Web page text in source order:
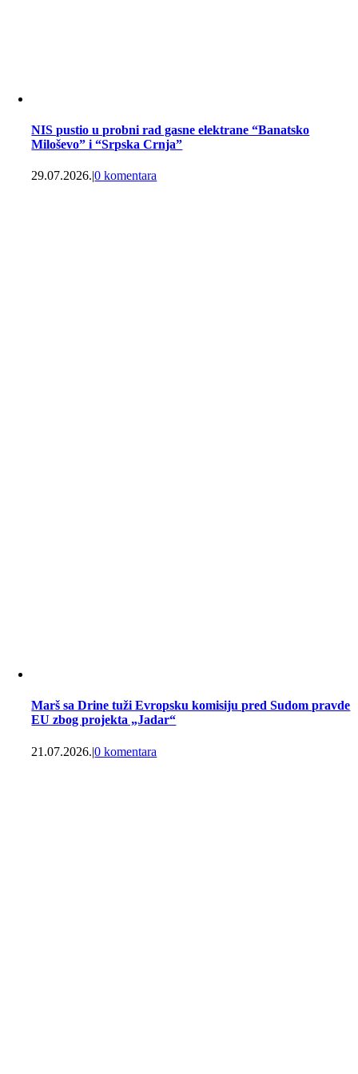
NIS pustio u probni rad gasne elektrane “Banatsko
Miloševo” i “Srpska Crnja”
29.07.2026.|0 komentara
Marš sa Drine tuži Evropsku komisiju pred Sudom pravde
EU zbog projekta „Jadar“
21.07.2026.|0 komentara